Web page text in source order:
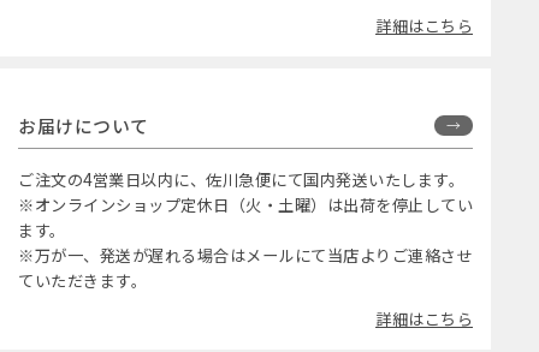
詳細はこちら
お届けについて
ご注文の4営業日以内に、佐川急便にて国内発送いたします。
※オンラインショップ定休日（火・土曜）は出荷を停止してい
ます。
※万が一、発送が遅れる場合はメールにて当店よりご連絡させ
ていただきます。
詳細はこちら